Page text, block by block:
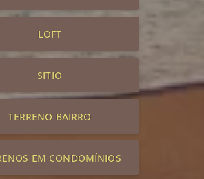
LOFT
SITIO
TERRENO BAIRRO
EM CONDOMÍNIOS